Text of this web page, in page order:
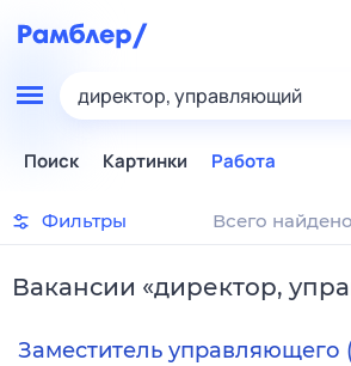
директор, управляющий
Поиск Картинки Работа
Фильтры Всего
Вакансии «директор,
Заместитель управляющего